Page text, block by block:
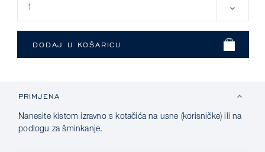
PRIMJENA
Nanesite kistom izravno s kotačića na usne (korisničke) ili na
podlogu za šminkanje.